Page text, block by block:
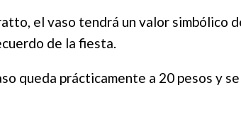
el vaso tendrá un valor simbólico
de la fiesta.
queda prácticamente a 20 pesos y